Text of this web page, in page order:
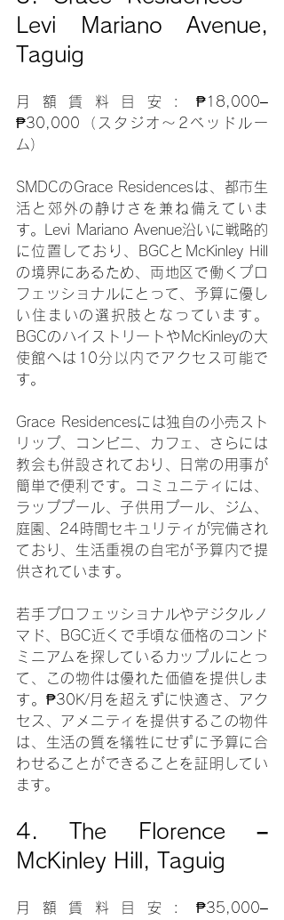
Levi Mariano Avenue,
Taguig
月額賃料目安: ₱18,000–
₱30,000（スタジオ～2ベッドルー
ム）
SMDCのGrace Residencesは、都市生
活と郊外の静けさを兼ね備えていま
す。Levi Mariano Avenue沿いに戦略的
に位置しており、BGCとMcKinley Hill
の境界にあるため、両地区で働くプロ
フェッショナルにとって、予算に優し
い住まいの選択肢となっています。
BGCのハイストリートやMcKinleyの大
使館へは10分以内でアクセス可能で
す。
Grace Residencesには独自の小売スト
リップ、コンビニ、カフェ、さらには
教会も併設されており、日常の用事が
簡単で便利です。コミュニティには、
ラッププール、子供用プール、ジム、
庭園、24時間セキュリティが完備され
ており、生活重視の自宅が予算内で提
供されています。
若手プロフェッショナルやデジタルノ
マド、BGC近くで手頃な価格のコンド
ミニアムを探しているカップルにとっ
て、この物件は優れた価値を提供しま
す。₱30K/月を超えずに快適さ、アク
セス、アメニティを提供するこの物件
は、生活の質を犠牲にせずに予算に合
わせることができることを証明してい
ます。
4. The Florence –
McKinley Hill, Taguig
月額賃料目安: ₱35,000–